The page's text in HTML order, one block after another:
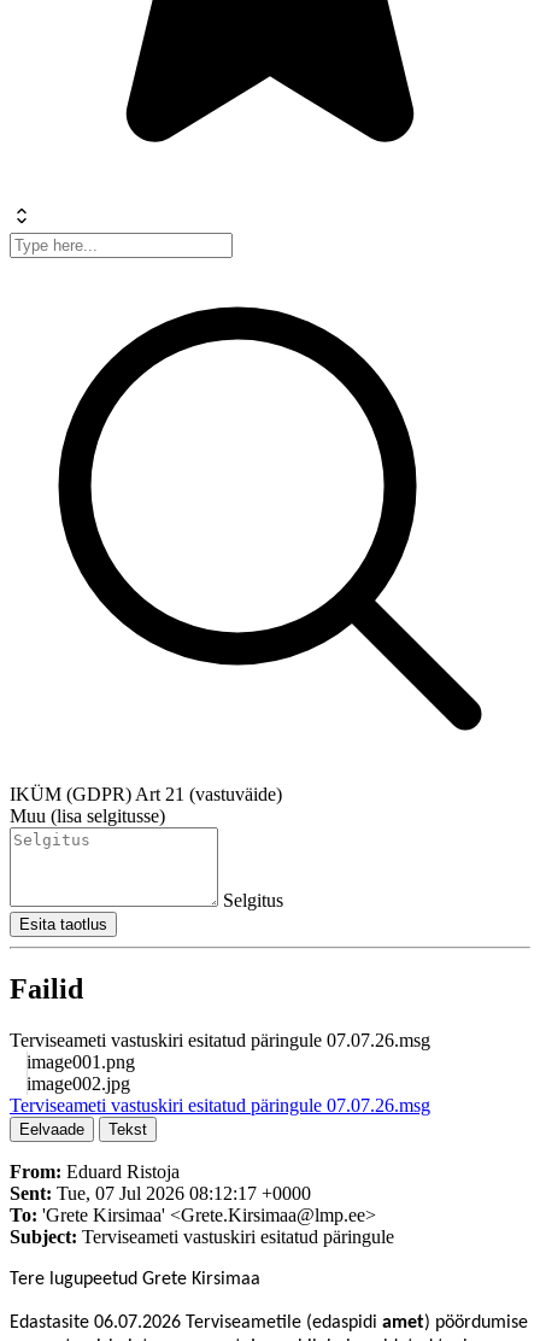
IKÜM (GDPR) Art 21 (vastuväide)
Muu (lisa selgitusse)
Selgitus
Esita taotlus
Failid
Terviseameti vastuskiri esitatud päringule 07.07.26.msg
image001.png
image002.jpg
Terviseameti vastuskiri esitatud päringule 07.07.26.msg
Eelvaade Tekst
From: Eduard Ristoja
Sent: Tue, 07 Jul 2026 08:12:17 +0000
To: 'Grete Kirsimaa' <Grete.Kirsimaa@lmp.ee>
Subject: Terviseameti vastuskiri esitatud päringule
Tere lugupeetud Grete Kirsimaa
Edastasite 06.07.2026 Terviseametile (edaspidi amet) pöördumise